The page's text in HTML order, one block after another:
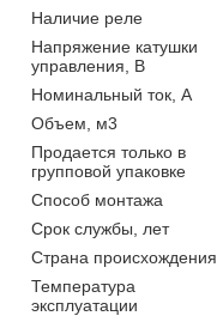
Наличие реле
Напряжение катушки
управления, В
Номинальный ток, А
Объем, м3
Продается только в
групповой упаковке
Способ монтажа
Срок службы, лет
Страна происхождения
Температура
эксплуатации